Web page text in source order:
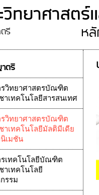
ทยาศาสตร์แ
รี ห
ตรี
วิทยาศาสตรบัณฑิต
าเทคโนโลยีสารสนเทศ
วิทยาศาสตรบัณฑิต
าเทคโนโลยีมัลติมีเดีย
เมชัน
เทคโนโลยีบัณฑิต
าเทคโนโลยี
รรม